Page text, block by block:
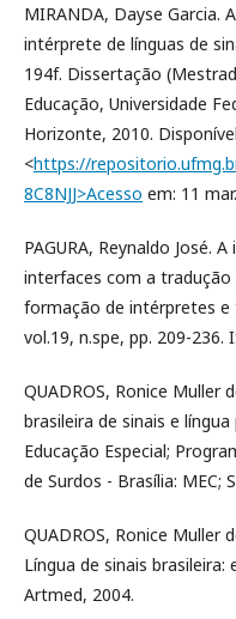
MIRANDA, Dayse Garcia.
intérprete de línguas de
194f. Dissertação
Educação, Universidade
Horizonte, 2010.
<https://
8C8NJJ>Acesso em: 11
PAGURA, Reynaldo José.
interfaces com a tradução
formação de intérpretes e
vol.19, n.spe, pp. 209-236.
QUADROS, Ronice Muller
brasileira de sinais e
Educação Especial;
de Surdos - Brasília: MEC;
QUADROS, Ronice Muller
Língua de sinais
Artmed, 2004.